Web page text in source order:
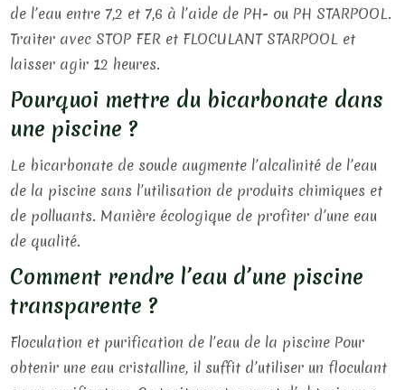
de l’eau entre 7,2 et 7,6 à l’aide de PH- ou PH STARPOOL.
Traiter avec STOP FER et FLOCULANT STARPOOL et
laisser agir 12 heures.
Pourquoi mettre du bicarbonate dans
une piscine ?
Le bicarbonate de soude augmente l’alcalinité de l’eau
de la piscine sans l’utilisation de produits chimiques et
de polluants. Manière écologique de profiter d’une eau
de qualité.
Comment rendre l’eau d’une piscine
transparente ?
Floculation et purification de l’eau de la piscine Pour
obtenir une eau cristalline, il suffit d’utiliser un floculant